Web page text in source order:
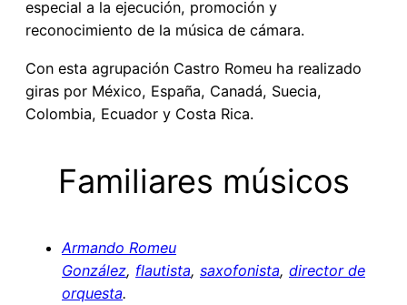
especial a la ejecución, promoción y
reconocimiento de la música de cámara.
Con esta agrupación Castro Romeu ha realizado
giras por México, España, Canadá, Suecia,
Colombia, Ecuador y Costa Rica.
Familiares músicos
Armando Romeu
González, flautista, saxofonista, director de
orquesta.